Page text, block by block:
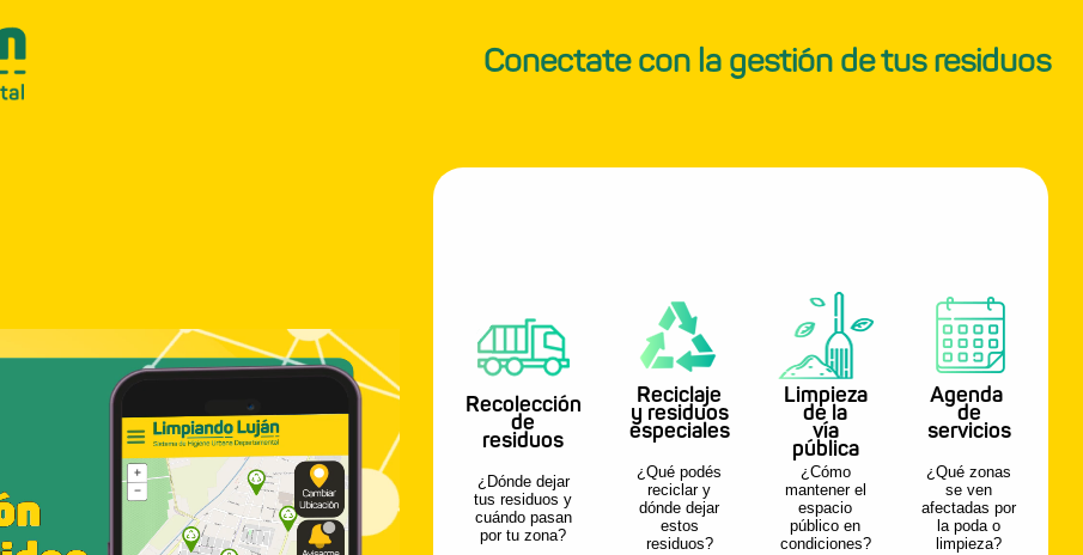
Conectate con la gestión de tus residuos
Recolección
de
residuos
¿Dónde dejar
tus residuos y
cuándo pasan
por tu zona?
Reciclaje
y residuos
especiales
¿Qué podés
reciclar y
dónde dejar
estos
residuos?
Limpieza
de la
vía
pública
¿Cómo
mantener el
espacio
público en
condiciones?
Agenda
de
servicios
¿Qué zonas
se ven
afectadas por
la poda o
limpieza?